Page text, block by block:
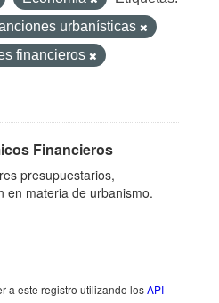
urbanísticas
financieros
Financieros
presupuestarios,
en materia de urbanismo.
a este registro utilizando losAPI